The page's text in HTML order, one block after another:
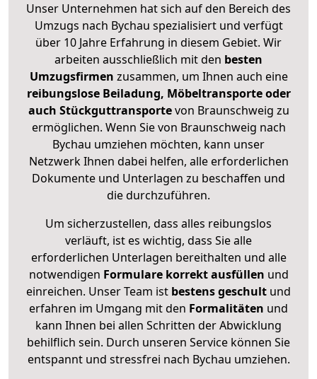
Unser Unternehmen hat sich auf den Bereich des
Umzugs nach Bychau spezialisiert und verfügt
über 10 Jahre Erfahrung in diesem Gebiet. Wir
arbeiten ausschließlich mit den besten
Umzugsfirmen zusammen, um Ihnen auch eine
reibungslose Beiladung, Möbeltransporte oder
auch Stückguttransportevon Braunschweig zu
ermöglichen. Wenn Sie von Braunschweig nach
Bychau umziehen möchten, kann unser
Netzwerk Ihnen dabei helfen, alle erforderlichen
Dokumente und Unterlagen zu beschaffen und
die durchzuführen.
Um sicherzustellen, dass alles reibungslos
verläuft, ist es wichtig, dass Sie alle
erforderlichen Unterlagen bereithalten und alle
notwendigen Formulare korrekt ausfüllen und
einreichen. Unser Team ist bestens geschult und
erfahren im Umgang mit den Formalitäten und
kann Ihnen bei allen Schritten der Abwicklung
behilflich sein. Durch unseren Service können Sie
entspannt und stressfrei nach Bychau umziehen.